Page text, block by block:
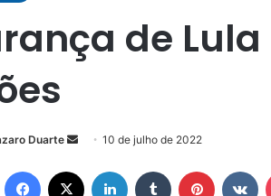
de
Duarte
Mande
e-
10 de julho de 2022
Facebook Linkedin Tumblr Pinterest